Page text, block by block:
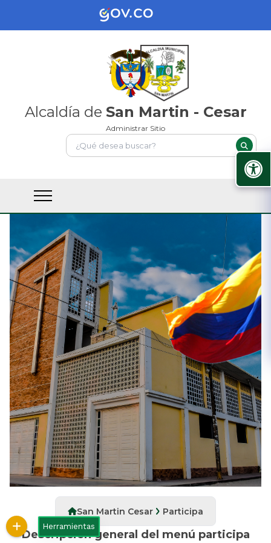
Alcaldía de San Martin - Cesar
Administrar Sitio
San Martin Cesar Participa
Descripción general del menú participa
Herramientas